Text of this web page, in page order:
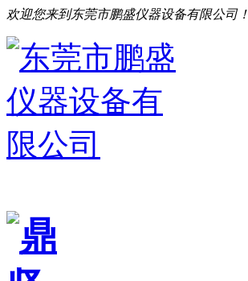
欢迎您来到东莞市鹏盛仪器设备有限公司！